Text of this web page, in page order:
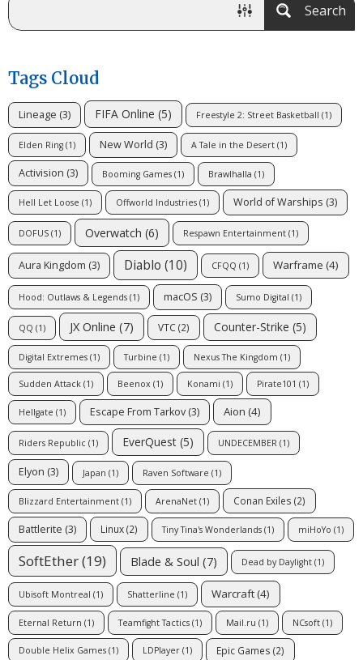
Search
Tags Cloud
Lineage (3) FIFA Online (5) Freestyle 2: Street Basketball (1)
Elden Ring (1) New World (3) A Tale in the Desert (1)
Activision (3) Booming Games (1) Brawlhalla (1)
Hell Let Loose (1) Offworld Industries (1) World of Warships (3)
DOFUS (1) Overwatch (6) Respawn Entertainment (1)
Aura Kingdom (3) Diablo (10) CFQQ (1) Warframe (4)
Hood: Outlaws & Legends (1) macOS (3) Sumo Digital (1)
QQ (1) JX Online (7) VTC(2) Counter-Strike (5)
Digital Extremes (1) Turbine (1) Nexus The Kingdom (1)
Sudden Attack (1) Beenox (1) Konami (1) Pirate101 (1)
Hellgate (1) Escape From Tarkov (3) Aion (4)
Riders Republic (1) EverQuest (5) UNDECEMBER (1)
Elyon (3) Japan (1) Raven Software (1)
Blizzard Entertainment (1) ArenaNet (1) Conan Exiles (2)
Battlerite (3) Linux(2) Tiny Tina's Wonderlands (1) miHoYo (1)
SoftEther(19) Blade & Soul (7) Dead by Daylight (1)
Ubisoft Montreal (1) Shatterline (1) Warcraft (4)
Eternal Return (1) Teamfight Tactics (1) Mail.ru (1) NCsoft (1)
Double Helix Games (1) LDPlayer (1) Epic Games (2)